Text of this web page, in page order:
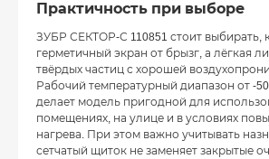
Практичность при выборе
ЗУБР СЕКТОР-С 110851 стоит выбирать,
герметичный экран от брызг, а лёгкая
твёрдых частиц с хорошей
Рабочий температурный диапазон от -50
делает модель пригодной для
помещениях, на улице и в условиях
нагрева. При этом важно учитывать
сетчатый щиток не заменяет закрытые